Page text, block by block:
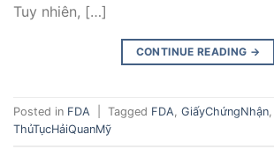
Tuy nhiên, […]
CONTINUE READING →
Posted in FDA Tagged FDA, GiấyChứngNhận,
ThủTụcHảiQuanMỹ